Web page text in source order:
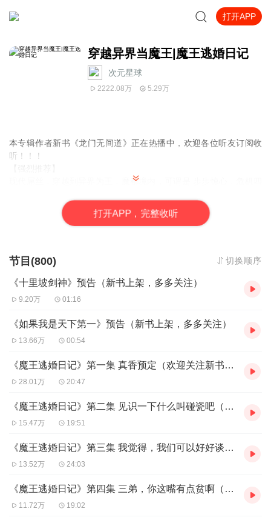
打开APP
穿越异界当魔王|魔王逃婚日记
次元星球
2222.08万 5.29万
本专辑作者新书《龙门无间道》正在热播中，欢迎各位听友订阅收
听！！！
现代屌丝，穿越到异界为王，魔都境内，可谓是 步步惊心，危机四
后全靠戏精上线。好了，啥也不说了，直接上图。
就是：
面对着我那母虫一般的未婚妻娇羞的触角，看着自己获得的“非人异
性好感度max的能力，”我知道，这婚我逃定了！”
但我不知道的是，这......仅仅是一个开始。
作者：梦惊蝉
出品：次元星球、刺猬猫联合出品
【主播/制作简介】
二不三、那恩、常禹、夕棠、朱大胆儿、王一斐、狐狸、张如麒、
边墨等二十余位经验丰富的影视、小说配音演员
打开APP，完整收听
节目(800) 切换顺序
《十里坡剑神》预告（新书上架，多多关注）
9.20万 01:16
《如果我是天下第一》预告（新书上架，多多关注）
13.66万 00:54
《魔王逃婚日记》第一集 真香预定（欢迎关注新书龙门无间道）
28.01万 20:47
《魔王逃婚日记》第二集 见识一下什么叫碰瓷吧（欢迎关注新书龙门无间道）
15.47万 19:51
《魔王逃婚日记》第三集 我觉得，我们可以好好谈谈（新书慢热，感谢支持）
13.52万 24:03
《魔王逃婚日记》第四集 三弟，你这嘴有点贫啊（新书慢热，全力以赴）
11.72万 19:02